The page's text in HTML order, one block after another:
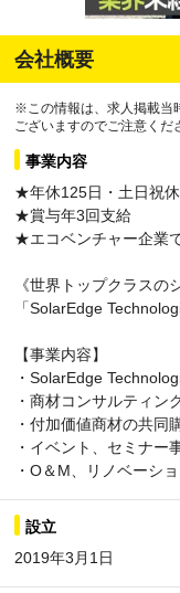
会社概要
※この情報は、求人掲載当
ございますのでご注意くだ
事業内容
★年休125日・土日祝
★賞与年3回支給
★エコベンチャー企業
《世界トップクラスの
「SolarEdge
【事業内容】
・SolarEdge
・商材コンサルティン
・付加価値商材の共同
・イベント、セミナー
・O＆M、リノベーシ
設立
2019年3月1日